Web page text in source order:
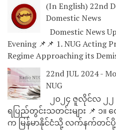
(In English) 22nd
Domestic News
Domestic News
Evening 📌📌 1. NUG Acting
Regime Approaching its
22nd JUL 2024 -
NUG
၂၀၂၄ ဇူလိုင်လ ၂၂
ရပြည်တွင်းသတင်းများ 📌 ၁။
က မြန်မာနိုင်ငံသို့ လက်နက်တင်ပို့